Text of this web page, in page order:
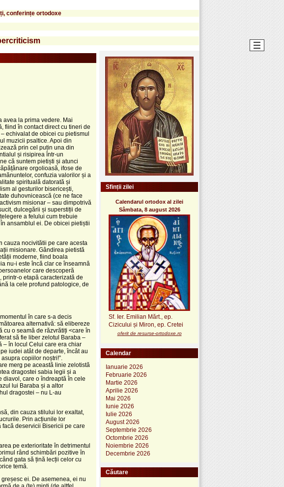
conferințe ortodoxe
avea la prima vedere. Mai
fiind în contact direct cu tineri de
echivalat de obicei cu pietismul
muzicii psaltice. Apoi din
prin cel puțin una din
și risipirea într-un
că suntem pietiști și atunci
orgolioasă, ifose de
confuzia valorilor și a
spirituală datorată și
al gesturilor bisericești,
duhovnicească (ce ne face
misionar – sau dimpotrivă
dulcegării și superstiții de
a felului cum trebuie
ansamblul ei. De obicei pietiștii
cauza nocivitătii pe care acesta
misionare. Gândirea pietistă
moderne, fiind boala
nu-i este încă clar ce înseamnă
care descoperă
o etapă caracterizată de
la cele profund patologice, de
în care s-a decis
alternativă: să elibereze
cu o seamă de răzvrătiți <care în
să fie liber zelotul Baraba –
– în locul Celui care era chiar
iudei atât de departe, încât au
copiilor noștri!”.
merg pe această linie zelotistă
dragostei sabia legii și a
diavol, care o îndreaptă în cele
lui Baraba și a altor
dragostei – nu L-au
din cauza stilului lor exaltat,
Prin acțiunile lor
deservicii Bisericii pe care
pe exterioritate în detrimentul
rând schimbări pozitive în
gata să țină lecții celor cu
temă.
ei. De asemenea, ei nu
Sfinții zilei
Calendarul ortodox al zilei
Sâmbata, 8 august 2026
Sf. Ier. Emilian Mărt., ep.
Cizicului și Miron, ep. Cretei
oferit de resurse-ortodoxe.ro
Calendar
Ianuarie 2026
Februarie 2026
Martie 2026
Aprilie 2026
Mai 2026
Iunie 2026
Iulie 2026
August 2026
Septembrie 2026
Octombrie 2026
Noiembrie 2026
Decembrie 2026
Căutare